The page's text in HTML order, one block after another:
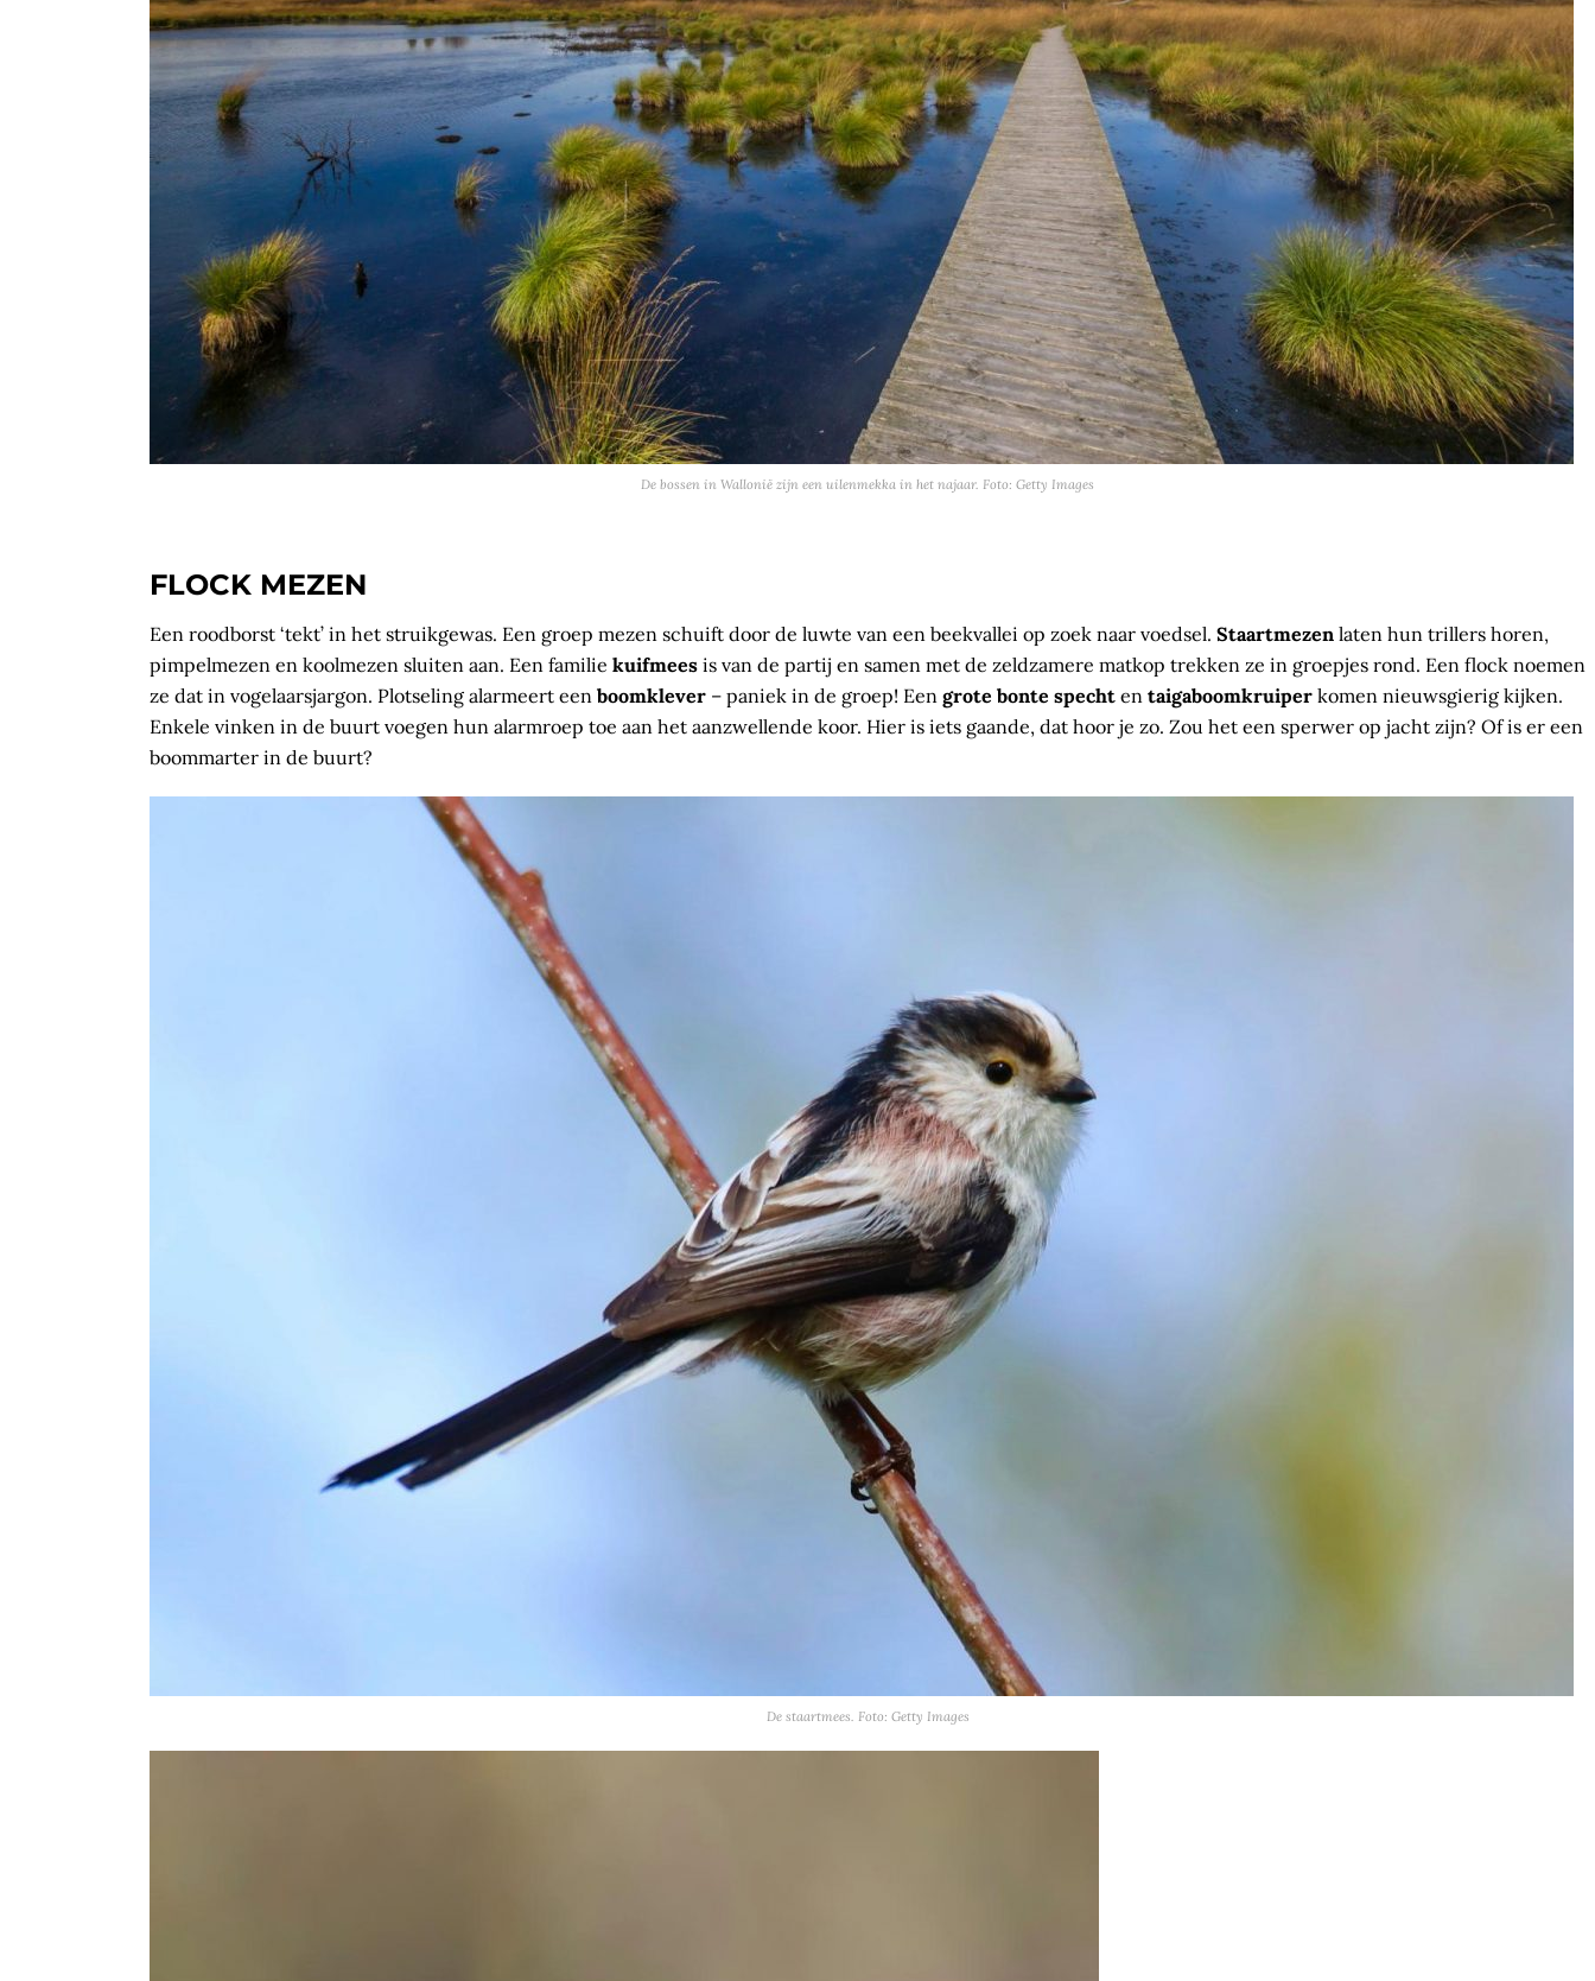
De bossen in Wallonië zijn een uilenmekka in het najaar. Foto: Getty Images
FLOCK MEZEN
Een roodborst ‘tekt’ in het struikgewas. Een groep mezen schuift door de luwte van een beekvallei op zoek naar voedsel. Staartmezen laten hun trillers horen,
pimpelmezen en koolmezen sluiten aan. Een familie kuifmees is van de partij en samen met de zeldzamere matkop trekken ze in groepjes rond. Een flock noemen
ze dat in vogelaarsjargon. Plotseling alarmeert een boomklever – paniek in de groep! Een grote bonte specht en taigaboom­kruiper komen nieuwsgierig kijken.
Enkele vinken in de buurt voegen hun alarmroep toe aan het aanzwellende koor. Hier is iets gaande, dat hoor je zo. Zou het een sperwer op jacht zijn? Of is er een
boommarter in de buurt?
De staartmees. Foto: Getty Images